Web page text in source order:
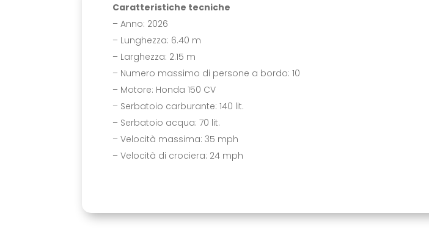
Caratteristiche tecniche
– Anno: 2026
– Lunghezza: 6.40 m
– Larghezza: 2.15 m
– Numero massimo di persone a bordo: 10
– Motore: Honda 150 CV
– Serbatoio carburante: 140 lit.
– Serbatoio acqua: 70 lit.
– Velocità massima: 35 mph
– Velocità di crociera: 24 mph